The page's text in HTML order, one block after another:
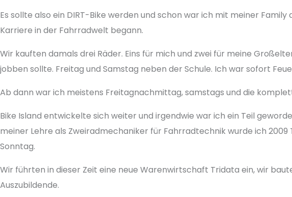
Es sollte also ein DIRT-Bike werden und schon war ich mit meiner
Karriere in der Fahrradwelt begann.
Wir kauften damals drei Räder. Eins für mich und zwei für meine
jobben sollte. Freitag und Samstag neben der Schule. Ich war sofort
Ab dann war ich meistens Freitagnachmittag, samstags und die
Bike Island entwickelte sich weiter und irgendwie war ich ein Teil
meiner Lehre als Zweiradmechaniker für Fahrradtechnik wurde ich
Sonntag.
Wir führten in dieser Zeit eine neue Warenwirtschaft Tridata ein, wir
Auszubildende.